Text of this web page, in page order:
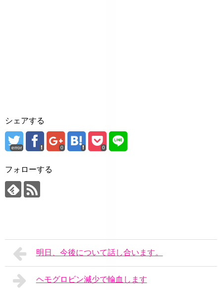
シェアする
error 0 0
フォローする
明日、今後について話し合います。
ヘモグロビン減少で輸血します